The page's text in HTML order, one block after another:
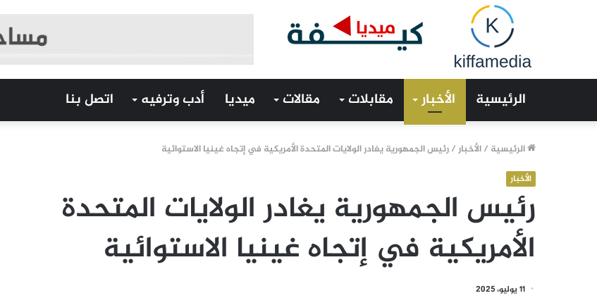
الرئيسية الأخبار مقابلات مقالات ميديا أدب وترفيه اتصل بنا
الرئيسية /الأخبار/رئيس الجمهورية يغادر الولايات المتحدة الأمريكية في إتجاه غينيا الاستوائية
الأخبار
رئيس الجمهورية يغادر الولايات المتحدة
الأمريكية في إتجاه غينيا الاستوائية
11 يوليو، 2025